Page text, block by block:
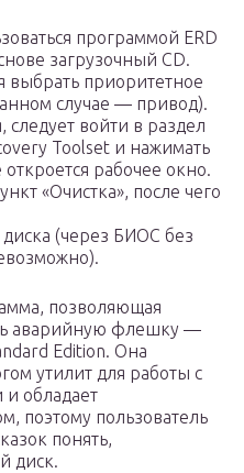
программой ERD
загрузочный CD.
выбрать приоритетное
случае — привод).
следует войти в раздел
Toolset и нажимать
рабочее окно.
«Очистка», после чего
(через БИОС без
позволяющая
аварийную флешку —
Edition. Она
утилит для работы с
обладает
поэтому пользователь
понять,
диск.